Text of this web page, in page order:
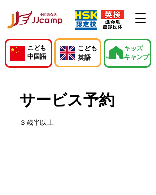
こども
中国語
こども
英語
キッズ
キャンプ
サービス予約
３歳半以上